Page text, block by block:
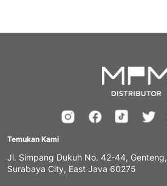
Temukan Kami
Jl. Simpang Dukuh No. 42-44, Genteng,
Surabaya City, East Java 60275